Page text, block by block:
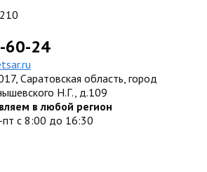
60-24
Саратовская область, город
Н.Г., д.109
в любой регион
пт с 8:00 до 16:30